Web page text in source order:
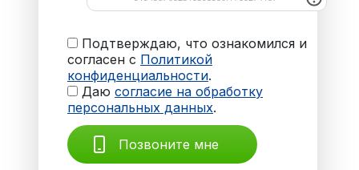
Подтверждаю, что ознакомился и
согласен с Политикой
конфиденциальности.
Даю согласие на обработку
персональных данных.
Позвоните мне